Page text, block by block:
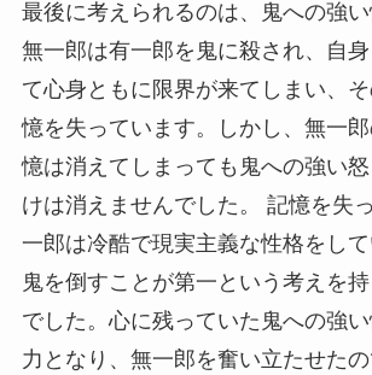
最後に考えられるのは、鬼への強い
無一郎は有一郎を鬼に殺され、自
て心身ともに限界が来てしまい、
憶を失っています。しかし、無一
憶は消えてしまっても鬼への強い
けは消えませんでした。 記憶を失
一郎は冷酷で現実主義な性格をして
鬼を倒すことが第一という考えを
でした。心に残っていた鬼への強
力となり、無一郎を奮い立たせた